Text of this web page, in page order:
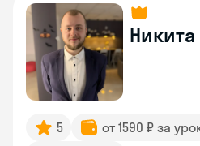
Никита
5 от 1590 ₽ за